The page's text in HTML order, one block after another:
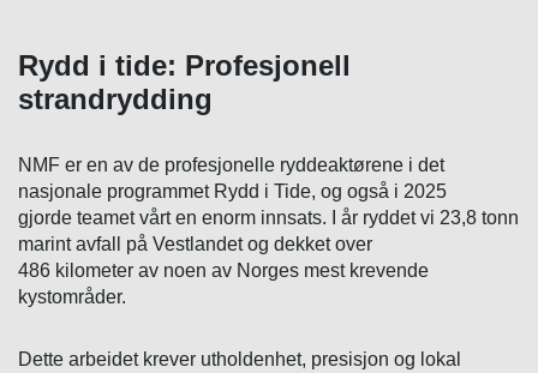
Rydd i tide: Profesjonell
strandrydding
NMF er en av de profesjonelle ryddeaktørene i det
nasjonale programmet Rydd i Tide, og også i 2025
gjorde teamet vårt en enorm innsats. I år ryddet vi 23,8 tonn
marint avfall på Vestlandet og dekket over
486 kilometer av noen av Norges mest krevende
kystområder.
Dette arbeidet krever utholdenhet, presisjon og lokal